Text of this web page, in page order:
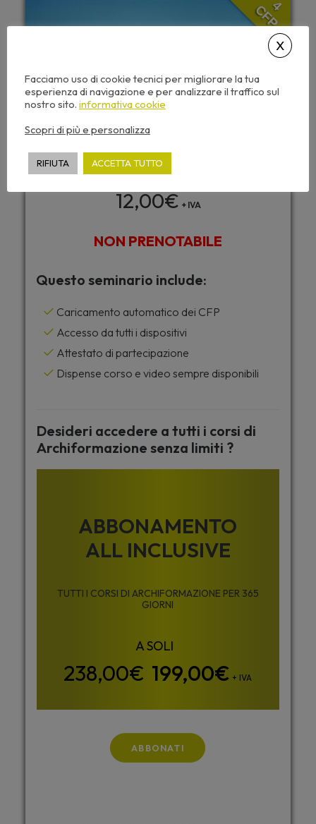
4
CFP
12,00€ + IVA
NON PRENOTABILE
Questo seminario include:
Caricamento automatico dei CFP
Accesso da tutti i dispositivi
Attestato di partecipazione
Dispense corso e video sempre disponibili
Desideri accedere a tutti i corsi di
Archiformazione senza limiti ?
ABBONAMENTO
ALL INCLUSIVE
TUTTI I CORSI DI ARCHIFORMAZIONE PER 365
GIORNI
199,00€ + IVA
ABBONATI
Facciamo uso di cookie tecnici per migliorare la tua
esperienza di navigazione e per analizzare il traffico sul
nostro sito. informativa cookie
Scopri di più e personalizza
RIFIUTA ACCETTA TUTTO